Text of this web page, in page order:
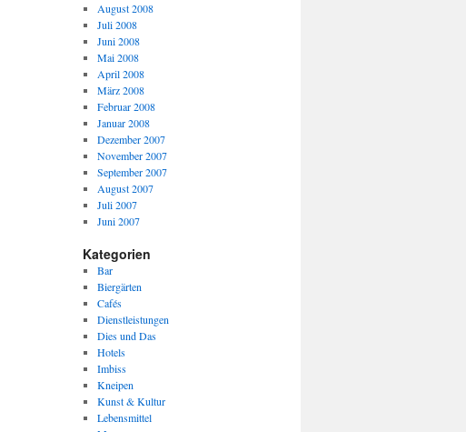
August 2008
Juli 2008
Juni 2008
Mai 2008
April 2008
März 2008
Februar 2008
Januar 2008
Dezember 2007
November 2007
September 2007
August 2007
Juli 2007
Juni 2007
Kategorien
Bar
Biergärten
Cafés
Dienstleistungen
Dies und Das
Hotels
Imbiss
Kneipen
Kunst & Kultur
Lebensmittel